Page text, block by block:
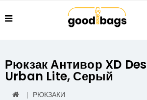
Рюкзак Антивор XD
Urban Lite, Серый
РЮКЗАКИ